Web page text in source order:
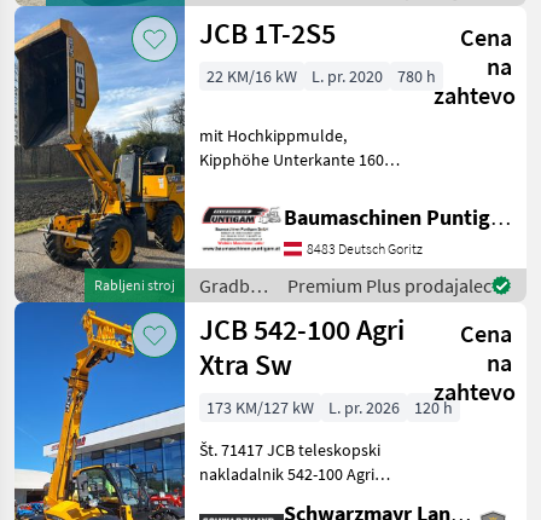
stroji /
JCB
Rabljeni stroj
JCB 1T-2S5
Cena
na
zahtevo
22 KM/16 kW L. pr. 2020 780 h
mit Hochkippmulde,
Kipphöhe Unterkante 160
Durchfahrtsbreite 1.100
mm, Referenznummer:
3425 Baumaschinen
Puntigam GmbH Unser
Spezialgebiet:
Baumaschinen Puntigam GmbH
8483 Deutsch Goritz
Gradbeni
stroji /
JCB
Premium Plus prodajalec
JCB 542-100 Agri
Xtra Sw
Cena
na
zahtevo
173 KM/127 kW L. pr. 2026
120 h
Št. 71417 JCB teleskopski
nakladalnik 542-100 Agri
Schwarzmayr Landtechnik GmbH - Aurolzmünster